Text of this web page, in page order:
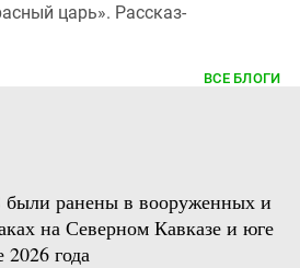
царь». Рассказ-
ВСЕ БЛОГИ
были ранены в вооруженных и
на Северном Кавказе и юге
2026 года